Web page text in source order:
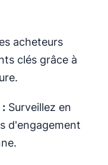
acheteurs
clés grâce à
: Surveillez en
d'engagement